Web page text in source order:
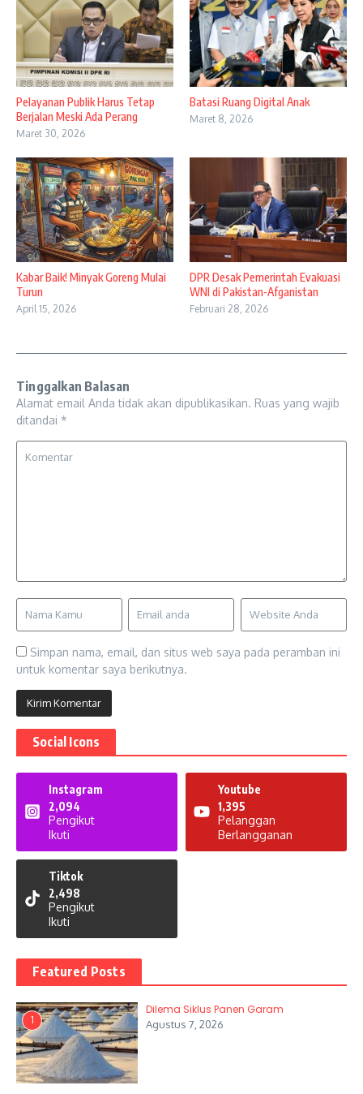
Pelayanan Publik Harus Tetap
Berjalan Meski Ada Perang
Maret 30, 2026
Batasi Ruang Digital Anak
Maret 8, 2026
Kabar Baik! Minyak Goreng Mulai
Turun
April 15, 2026
DPR Desak Pemerintah Evakuasi
WNI di Pakistan-Afganistan
Februari 28, 2026
Tinggalkan Balasan
Alamat email Anda tidak akan dipublikasikan. Ruas yang wajib
ditandai *
Simpan nama, email, dan situs web saya pada peramban ini
untuk komentar saya berikutnya.
Social Icons
Instagram
2,094
Pengikut
Ikuti
Youtube
1,395
Pelanggan
Berlangganan
Tiktok
2,498
Pengikut
Ikuti
Featured Posts
1
Dilema Siklus Panen Garam
Agustus 7, 2026